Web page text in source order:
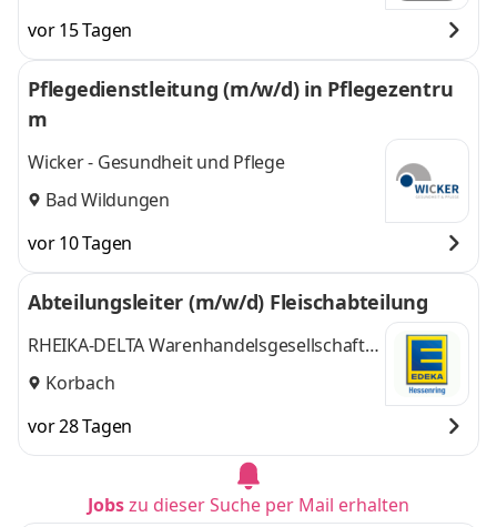
vor 15 Tagen
Pflegedienstleitung (m/w/d) in Pflegezentru
m
Wicker - Gesundheit und Pflege
Bad Wildungen
vor 10 Tagen
Abteilungsleiter (m/w/d) Fleischabteilung
RHEIKA-DELTA Warenhandelsgesellschaft
mbHKorbach
vor 28 Tagen
Jobszu dieser Suche per Mail erhalten